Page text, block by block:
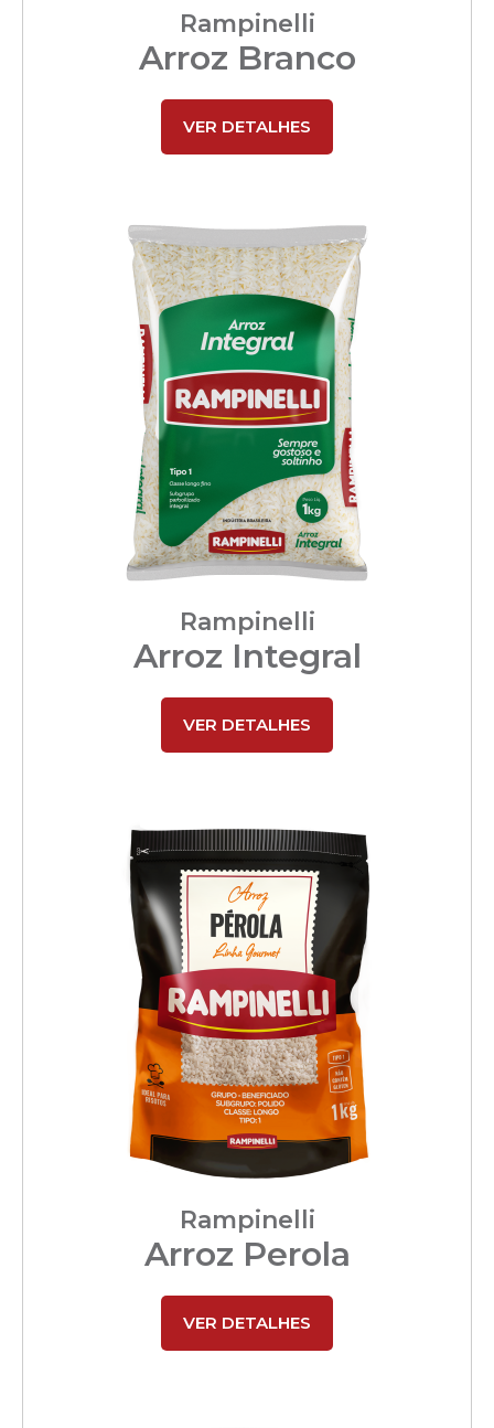
Rampinelli
Arroz Branco
VER DETALHES
Rampinelli
Arroz Integral
VER DETALHES
Rampinelli
Arroz Perola
VER DETALHES